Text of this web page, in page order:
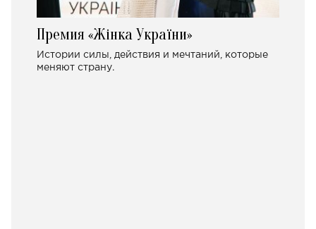
Премия «Жінка України»
Истории силы, действия и мечтаний, которые
меняют страну.